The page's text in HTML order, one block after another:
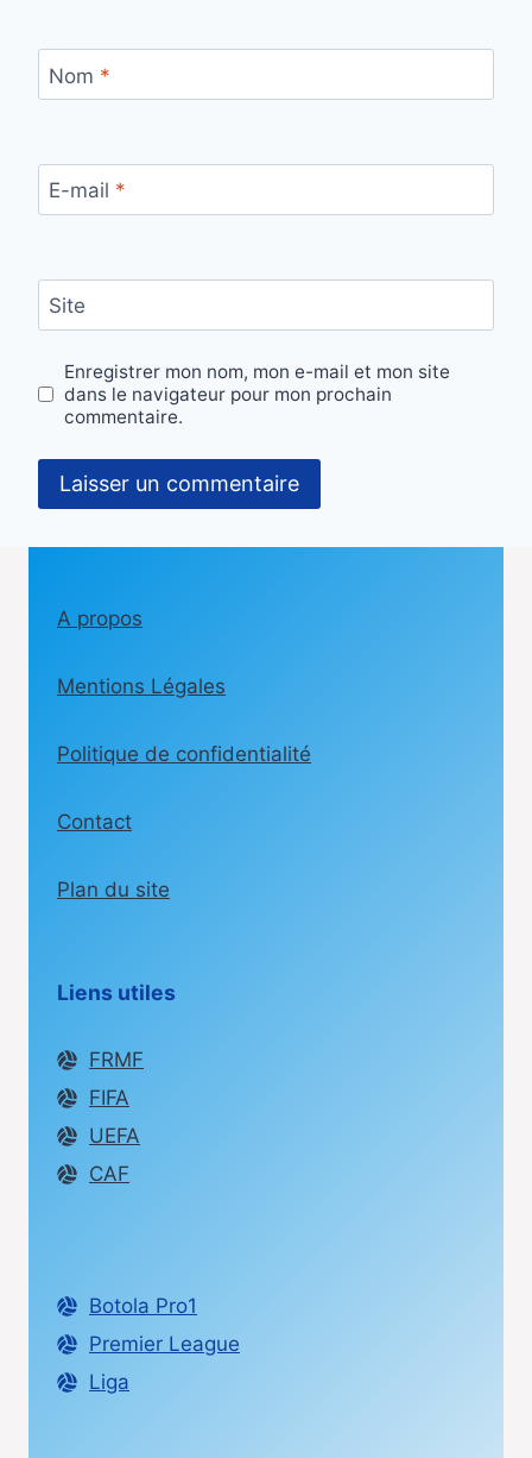
Nom *
E-mail *
Site
Enregistrer mon nom, mon e-mail et mon site
dans le navigateur pour mon prochain
commentaire.
A propos
Mentions Légales
Politique de confidentialité
Contact
Plan du site
Liens utiles
FRMF
FIFA
UEFA
CAF
Botola Pro1
Premier League
Liga